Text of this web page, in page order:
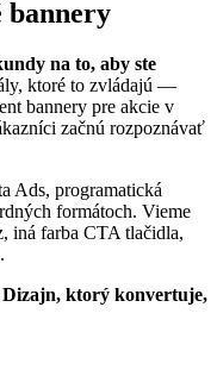
bannery
na to, aby ste
ktoré to zvládajú —
bannery pre akcie v
začnú rozpoznávať
Ads, programatická
formátoch. Vieme
iná farba CTA tlačidla,
ktorý konvertuje,